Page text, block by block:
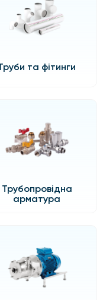
та фітинги
Трубопровідна
арматура